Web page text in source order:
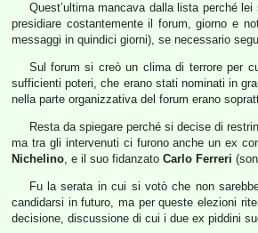
Quest’ultima mancava dalla lista perché
presidiare costantemente il forum, giorno e
messaggi in quindici giorni), se necessario
Sul forum si creò un clima di terrore per
sufficienti poteri, che erano stati nominati in
nella parte organizzativa del forum erano
Resta da spiegare perché si decise di
ma tra gli intervenuti ci furono anche un ex
Nichelino, e il suo fidanzato Carlo Ferreri
Fu la serata in cui si votò che non
candidarsi in futuro, ma per queste elezioni
decisione, discussione di cui i due ex piddini